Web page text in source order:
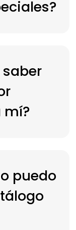
mí?
puedo